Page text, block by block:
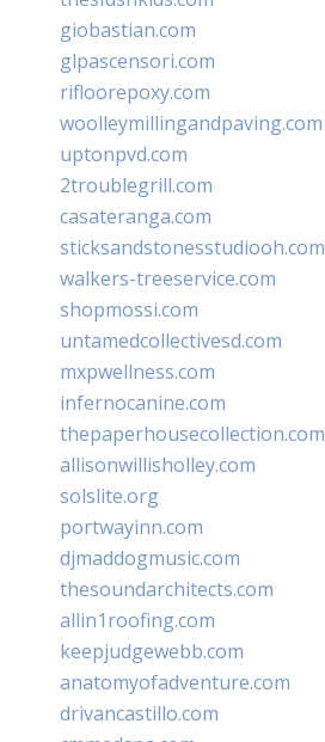
giobastian.com
glpascensori.com
rifloorepoxy.com
woolleymillingandpaving.com
uptonpvd.com
2troublegrill.com
casateranga.com
sticksandstonesstudiooh.com
walkers-treeservice.com
shopmossi.com
untamedcollectivesd.com
mxpwellness.com
infernocanine.com
thepaperhousecollection.com
allisonwillisholley.com
solslite.org
portwayinn.com
djmaddogmusic.com
thesoundarchitects.com
allin1roofing.com
keepjudgewebb.com
anatomyofadventure.com
drivancastillo.com